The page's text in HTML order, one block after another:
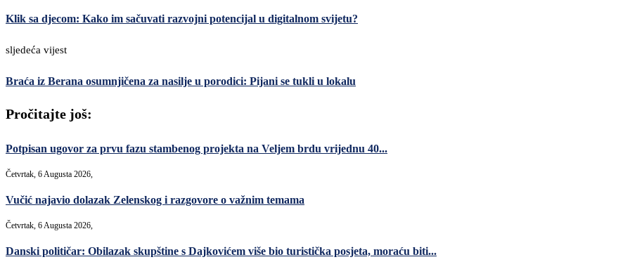
Klik sa djecom: Kako im sačuvati razvojni potencijal u digitalnom svijetu?
sljedeća vijest
Braća iz Berana osumnjičena za nasilje u porodici: Pijani se tukli u lokalu
Pročitajte još:
Potpisan ugovor za prvu fazu stambenog projekta na Veljem brdu vrijednu 40...
Četvrtak, 6 Augusta 2026,
Vučić najavio dolazak Zelenskog i razgovore o važnim temama
Četvrtak, 6 Augusta 2026,
Danski političar: Obilazak skupštine s Dajkovićem više bio turistička posjeta, moraću biti...